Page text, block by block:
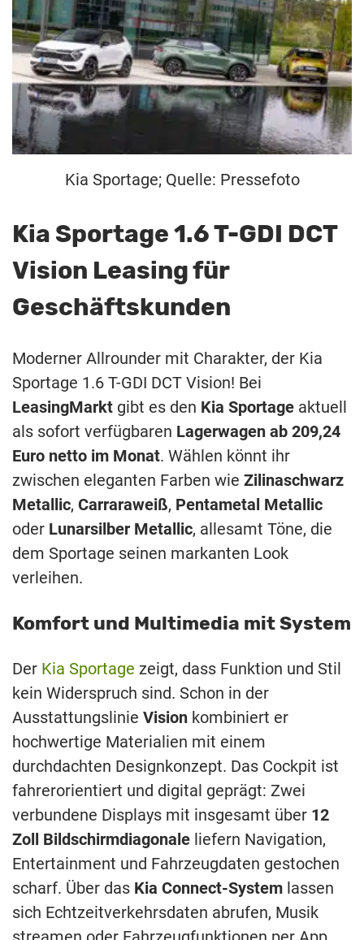
Kia Sportage; Quelle: Pressefoto
Kia Sportage 1.6 T-GDI DCT
Vision Leasing für
Geschäftskunden
Moderner Allrounder mit Charakter, der Kia
Sportage 1.6 T-GDI DCT Vision! Bei
LeasingMarkt gibt es den Kia Sportage aktuell
als sofort verfügbaren Lagerwagen ab 209,24
Euro netto im Monat. Wählen könnt ihr
zwischen eleganten Farben wie Zilinaschwarz
Metallic, Carraraweiß, Pentametal Metallic
oder Lunarsilber Metallic, allesamt Töne, die
dem Sportage seinen markanten Look
verleihen.
Komfort und Multimedia mit System
Der Kia Sportage zeigt, dass Funktion und Stil
kein Widerspruch sind. Schon in der
Ausstattungslinie Vision kombiniert er
hochwertige Materialien mit einem
durchdachten Designkonzept. Das Cockpit ist
fahrerorientiert und digital geprägt: Zwei
verbundene Displays mit insgesamt über 12
Zoll Bildschirmdiagonale liefern Navigation,
Entertainment und Fahrzeugdaten gestochen
scharf. Über das Kia Connect-System lassen
sich Echtzeitverkehrsdaten abrufen, Musik